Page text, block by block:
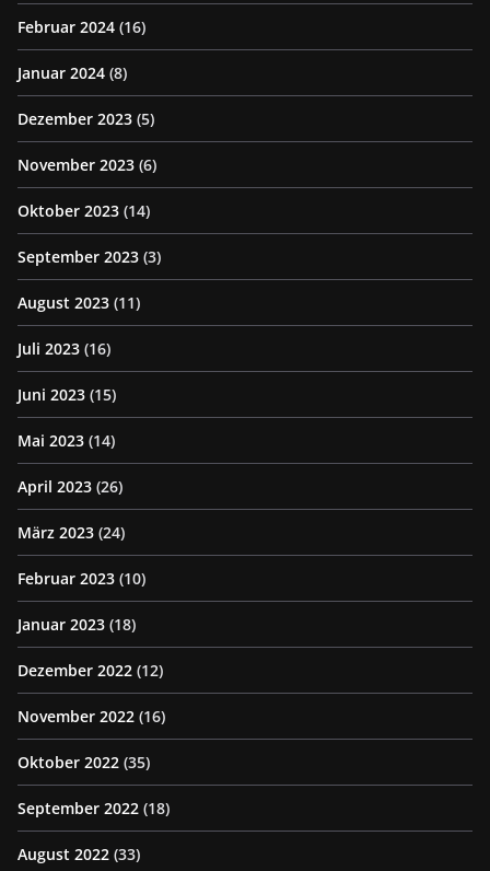
Februar 2024 (16)
Januar 2024 (8)
Dezember 2023 (5)
November 2023 (6)
Oktober 2023 (14)
September 2023 (3)
August 2023 (11)
Juli 2023 (16)
Juni 2023 (15)
Mai 2023 (14)
April 2023 (26)
März 2023 (24)
Februar 2023 (10)
Januar 2023 (18)
Dezember 2022 (12)
November 2022 (16)
Oktober 2022 (35)
September 2022 (18)
August 2022 (33)